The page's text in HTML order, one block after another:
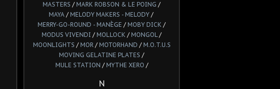
MASTERS / MARK ROBSON & LE POING /
MAYA/ MELODY MAKERS - MELODY/
MERRY-GO-ROUND - MANÈGE / MOBY DICK /
MODUS VIVENDI / MOLLOCK / MONGOL/
MOONLIGHTS / MOR/ MOTORHAND / M.O.T.U.S
MOVING GELATINE PLATES /
MULE STATION / MYTHE XERO /
N